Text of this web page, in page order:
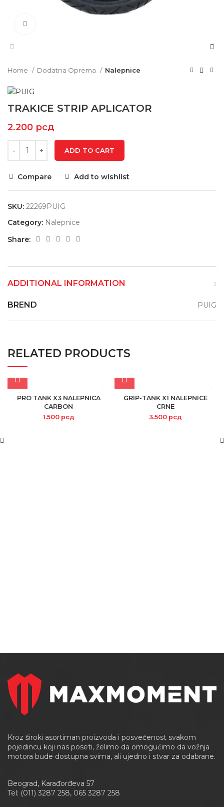
Home Dodatna Oprema Nalepnice
TRAKICE STRIP APLICATOR
2.200 рсд
ADD TO CART
Compare Add to wishlist
SKU: 22269PUIG
Category: Nalepnice
Share:
ADDITIONAL INFORMATION
BREND PUIG
RELATED PRODUCTS
PRO TANK X3 NALEPNICA
CARBON
1.500 рсд
GRIP-TANK X1 NALEPNICE
CRNE
3.500 рсд
Kroz široki asortiman proizvoda i posvećenost svakom
pojedincu koji nas poseti, želimo da omogućimo da vožnja
motora bude dostupna svima, ali ujedno i stvar za odabrane.
Beograd, Karađorđeva 57
Tel: (011) 3287 258, 065 3287 258